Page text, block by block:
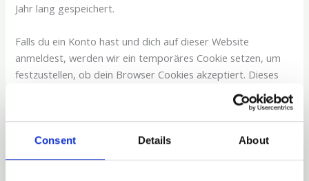
Consent Details About
Jahr lang gespeichert.
Falls du ein Konto hast und dich auf dieser Website
anmeldest, werden wir ein temporäres Cookie setzen, um
festzustellen, ob dein Browser Cookies akzeptiert. Dieses
Cookie enthält keine personenbezogenen Daten und wird
Wenn du dich anmeldest, werden wir einige Cookies
einrichten, um deine Anmeldeinformationen und